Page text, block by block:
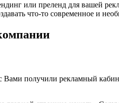
или преленд для вашей
что-то современное и
получили рекламный